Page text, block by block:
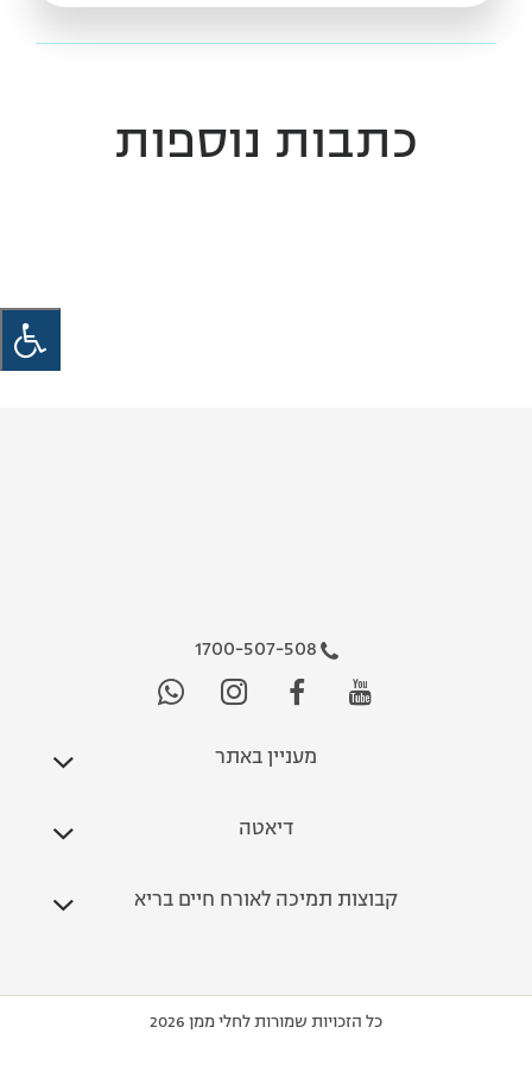
כתבות נוספות
1700-507-508
מעניין באתר
דיאטה
קבוצות תמיכה לאורח חיים בריא
כל הזכויות שמורות לחלי ממן 2026